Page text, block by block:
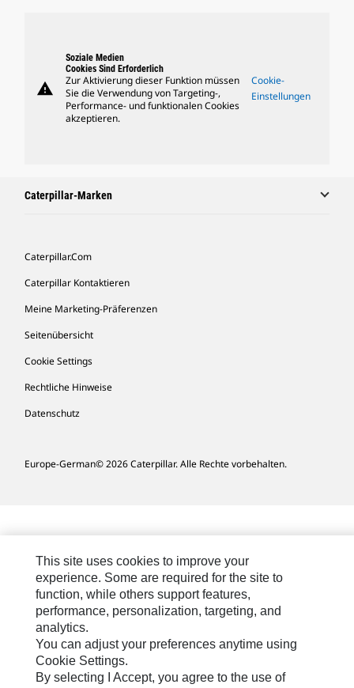
warning
Soziale Medien
Cookies Sind Erforderlich
Zur Aktivierung dieser Funktion müssen
Sie die Verwendung von Targeting-,
Performance- und funktionalen Cookies
akzeptieren.
Cookie-
Einstellungen
Caterpillar-Marken
Caterpillar.com
Caterpillar Kontaktieren
Meine Marketing-Präferenzen
Seitenübersicht
Cookie Settings
Rechtliche Hinweise
Datenschutz
Europe-German© 2026 Caterpillar. Alle Rechte vorbehalten.
This site uses cookies to improve your
experience. Some are required for the site to
function, while others support features,
performance, personalization, targeting, and
analytics.
You can adjust your preferences anytime using
Cookie Settings.
By selecting I Accept, you agree to the use of